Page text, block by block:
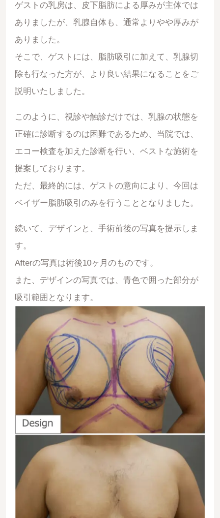
ゲストの乳房は、皮下脂肪による厚みが主体では
ありましたが、乳腺自体も、通常よりやや厚みが
ありました。
そこで、ゲストには、脂肪吸引に加えて、乳腺切
除も行なった方が、より良い結果になることをご
説明いたしました。
このように、視診や触診だけでは、乳腺の状態を
正確に診断するのは困難であるため、当院では、
エコー検査を加えた診断を行い、ベストな施術を
提案しております。
ただ、最終的には、ゲストの意向により、今回は
ベイザー脂肪吸引のみを行うこととなりました。
続いて、デザインと、手術前後の写真を提示しま
す。
Afterの写真は術後10ヶ月のものです。
また、デザインの写真では、青色で囲った部分が
吸引範囲となります。